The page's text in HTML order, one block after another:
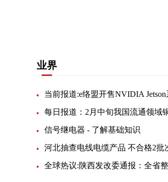
业界
当前报道:e络盟开售NVIDIA
每日报道：2月中旬我国流通领域
信号继电器 - 了解基础知识
河北抽查电线电缆产品 不合格2批
全球热议:陕西发改委通报：全省